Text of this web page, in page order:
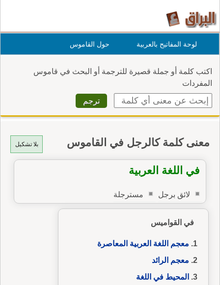
لوحة المفاتيح بالعربية حول القاموس
اكتب كلمة أو جملة قصيرة للترجمة أو البحث في قاموس
المفردات
بلا تشكيل معنى كلمة كالرجل في القاموس
في اللغة العربية
لائق برجل مسترجلة
في القواميس
معجم اللغة العربية المعاصرة
معجم الرائد
المحيط في اللغة